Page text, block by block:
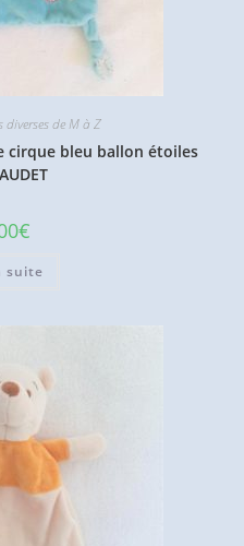
de M à Z
cirque bleu ballon étoiles
€
suite